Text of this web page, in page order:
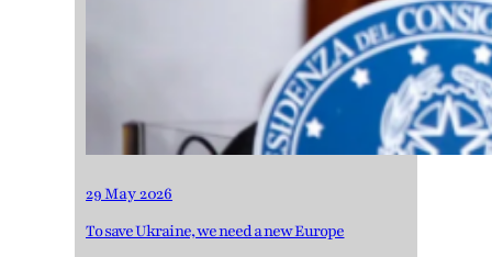
29 May 2026
To save Ukraine, we need a new Europe